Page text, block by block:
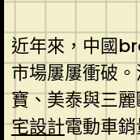
近年來，中國
市場屢屢衝破
寶、美泰與三
宅設計電動車